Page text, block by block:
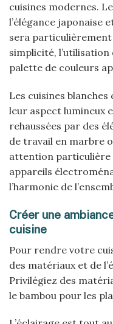
cuisines modernes.
l’élégance japonaise
sera particulièrement
simplicité,
palette de couleurs
Les cuisines
leur aspect lumineux
rehaussées par des
de travail en marbre
attention particulière
appareils
l’harmonie de
Créer une
cuisine
Pour rendre votre
des matériaux et de
Privilégiez des
le bambou pour les